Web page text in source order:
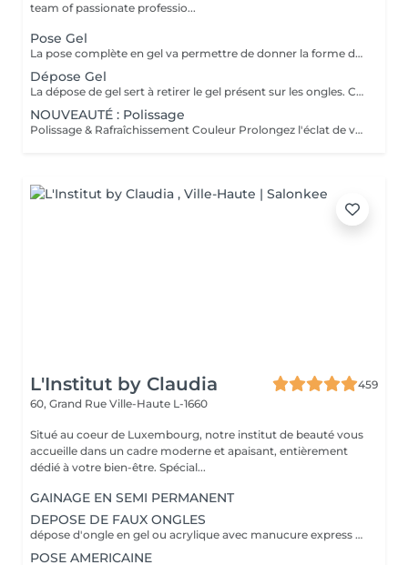
team of passionate professio...
Pose Gel
La pose complète en gel va permettre de donner la forme désirée en rallongeant (ou pas) les ongles (préalablement préparés) soit par la technique du chablon (rallongement au gel) soit par les capsules. Ensuite vient la pose du gel qui sera façonné et enfin la pose de la couleur ou de la French.
Dépose Gel
La dépose de gel sert à retirer le gel présent sur les ongles. Cette prestation comprend uniquement le ponçage du gel et le raccourcissement des ongles.
NOUVEAUTÉ : Polissage
Polissage & Rafraîchissement Couleur Prolongez l'éclat de votre pose en toute simplicité. Après une pose complète ou un remplissage, profitez de ce service rapide qui permet de rafraîchir vos ongles sans recommencer une prestation complète. Nous préparons délicatement la surface existante, lissons la repousse et appliquons la couleur de votre choix pour un effet propre et soigné. Idéal entre deux remplissages, ce rendez-vous express vous offre des ongles impeccables et la liberté de changer de teinte selon vos envies.
L'Institut by Claudia
459
60, Grand Rue Ville-Haute L-1660
Situé au coeur de Luxembourg, notre institut de beauté vous
accueille dans un cadre moderne et apaisant, entièrement
dédié à votre bien-être. Spécial...
GAINAGE EN SEMI PERMANENT
DEPOSE DE FAUX ONGLES
dépose d'ongle en gel ou acrylique avec manucure express application d'un fortifiant pour l'ongle
POSE AMERICAINE